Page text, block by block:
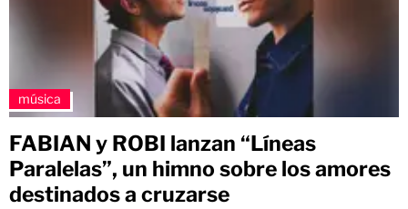
música
FABIAN y ROBI lanzan “Líneas
Paralelas”, un himno sobre los amores
destinados a cruzarse